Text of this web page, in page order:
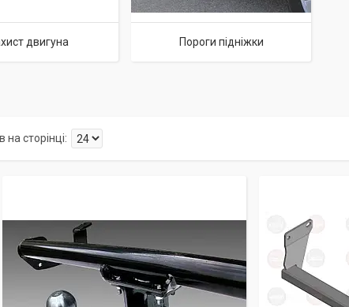
двигуна Пороги підніжки